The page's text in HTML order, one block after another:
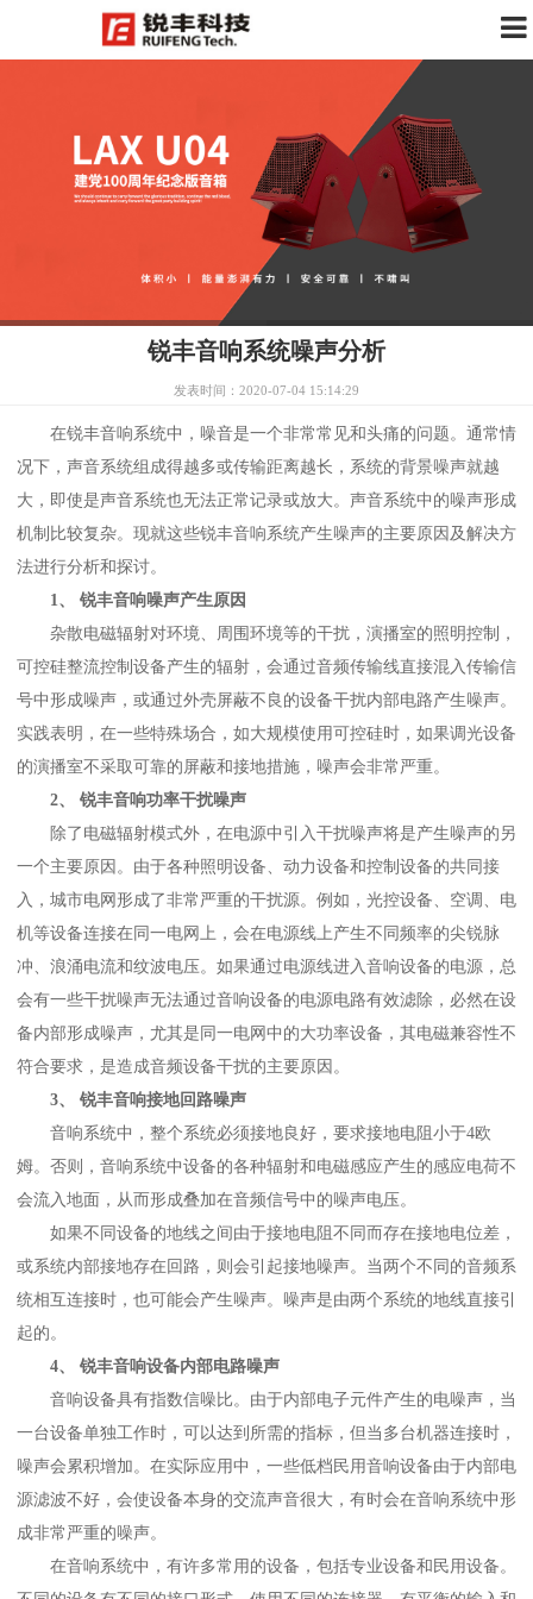
锐丰音响系统噪声分析
发表时间：2020-07-04 15:14:29
在锐丰音响系统中，噪音是一个非常常见和头痛的问题。通常情
况下，声音系统组成得越多或传输距离越长，系统的背景噪声就越
大，即使是声音系统也无法正常记录或放大。声音系统中的噪声形成
机制比较复杂。现就这些锐丰音响系统产生噪声的主要原因及解决方
法进行分析和探讨。
1、 锐丰音响噪声产生原因
杂散电磁辐射对环境、周围环境等的干扰，演播室的照明控制，
可控硅整流控制设备产生的辐射，会通过音频传输线直接混入传输信
号中形成噪声，或通过外壳屏蔽不良的设备干扰内部电路产生噪声。
实践表明，在一些特殊场合，如大规模使用可控硅时，如果调光设备
的演播室不采取可靠的屏蔽和接地措施，噪声会非常严重。
2、 锐丰音响功率干扰噪声
除了电磁辐射模式外，在电源中引入干扰噪声将是产生噪声的另
一个主要原因。由于各种照明设备、动力设备和控制设备的共同接
入，城市电网形成了非常严重的干扰源。例如，光控设备、空调、电
机等设备连接在同一电网上，会在电源线上产生不同频率的尖锐脉
冲、浪涌电流和纹波电压。如果通过电源线进入音响设备的电源，总
会有一些干扰噪声无法通过音响设备的电源电路有效滤除，必然在设
备内部形成噪声，尤其是同一电网中的大功率设备，其电磁兼容性不
符合要求，是造成音频设备干扰的主要原因。
3、 锐丰音响接地回路噪声
音响系统中，整个系统必须接地良好，要求接地电阻小于4欧
姆。否则，音响系统中设备的各种辐射和电磁感应产生的感应电荷不
会流入地面，从而形成叠加在音频信号中的噪声电压。
如果不同设备的地线之间由于接地电阻不同而存在接地电位差，
或系统内部接地存在回路，则会引起接地噪声。当两个不同的音频系
统相互连接时，也可能会产生噪声。噪声是由两个系统的地线直接引
起的。
4、 锐丰音响设备内部电路噪声
音响设备具有指数信噪比。由于内部电子元件产生的电噪声，当
一台设备单独工作时，可以达到所需的指标，但当多台机器连接时，
噪声会累积增加。在实际应用中，一些低档民用音响设备由于内部电
源滤波不好，会使设备本身的交流声音很大，有时会在音响系统中形
成非常严重的噪声。
在音响系统中，有许多常用的设备，包括专业设备和民用设备。